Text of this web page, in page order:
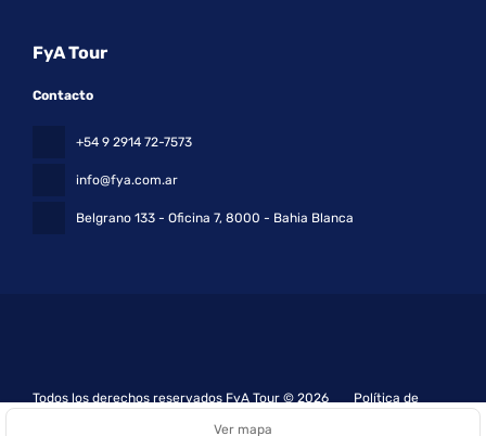
Ver mapa
FyA Tour
Contacto
+54 9 2914 72-7573
info@fya.com.ar
Belgrano 133 - Oficina 7, 8000 - Bahia Blanca
Todos los derechos reservados FyA Tour © 2026
Política de